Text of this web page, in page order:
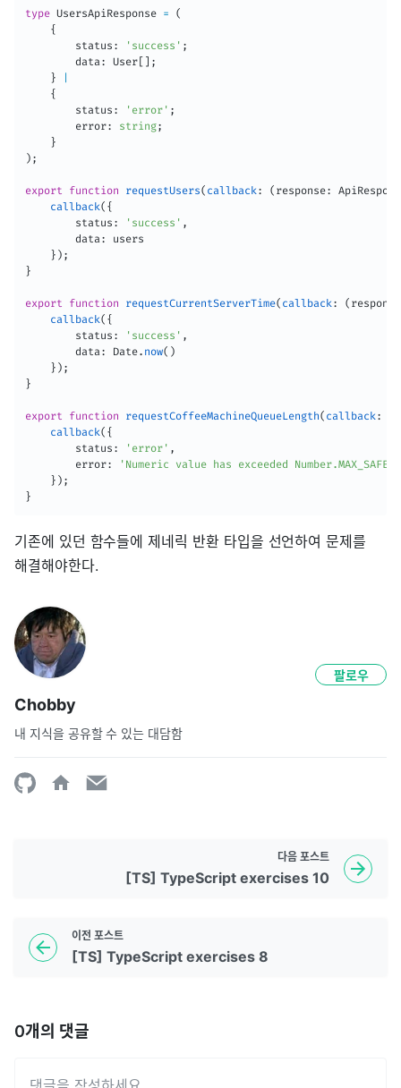
type UsersApiResponse =
(
{
        status
: 'success' ;
        data
: User
;
}
{
        status
: 'error' ;
        error
: string;
}
) ;
export function requestUsers( callback: ( response:
callback( {
        status
: 'success' ,
        data
:
users
} ) ;
}
export function requestCurrentServerTime( callback: ( response
callback( {
        status
: 'success' ,
        data
: Date. now( )
} ) ;
}
export function requestCoffeeMachineQueueLength( callback:
callback( {
        status
: 'error' ,
        error
:
'Numeric value has exceeded
} ) ;
}
기존에 있던 함수들에 제네릭 반환 타입을 선언하여 문제를
해결해야한다.
Chobby
내 지식을 공유할 수 있는 대담함
팔로우
이전 포스트
[TS] TypeScript exercises 8
다음 포스트
[TS] TypeScript exercises 10
0개의 댓글